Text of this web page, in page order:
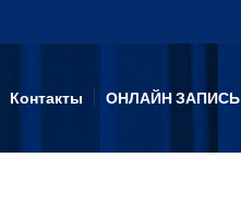
Контакты ОНЛАЙН ЗАПИСЬ